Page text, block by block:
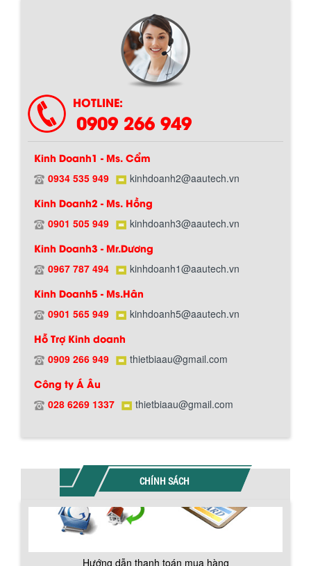
HOTLINE:
0909 266 949
Kinh Doanh1 - Ms. Cẩm
0934 535 949 kinhdoanh2@aautech.vn
Kinh Doanh2 - Ms. Hồng
0901 505 949 kinhdoanh3@aautech.vn
Kinh Doanh3 - Mr.Dương
0967 787 494 kinhdoanh1@aautech.vn
Kinh Doanh5 - Ms.Hân
0901 565 949 kinhdoanh5@aautech.vn
Hỗ Trợ Kinh doanh
0909 266 949 thietbiaau@gmail.com
Công ty Á Âu
028 6269 1337 thietbiaau@gmail.com
CHÍNH SÁCH
Chính sách giao hàng
Bồn chứa giải nhiệt sơn, mực in có cấu
tạo gồm 2 lớp inox và được dùng để
làm giảm nhiệt độ của nguyên...
xoay đảo thuận nghịch. Vật liệu...
Máy trộn bột khô 200kg được gia công
sản xuất tại công ty Á Âu. Máy dùng
NGHIỀN MÀU SƠN Á ÂU?